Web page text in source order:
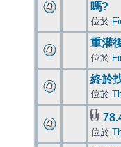
嗎?
位於
重灌
位於
終於
位於
位於